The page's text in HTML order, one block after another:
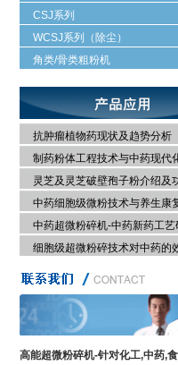
CSJ系列
WCSJ系列（除尘）
角类/骨类粗粉机
抗肿瘤植物药现状及趋势分析
制药粉体工程技术与中药现代
灵芝及灵芝破壁孢子粉介绍及
中药细胞级微粉技术与养生康
中药超微粉碎机-中药新药工艺
细胞级超微粉碎技术对中药的
高能超微粉碎机-针对化工,中药,